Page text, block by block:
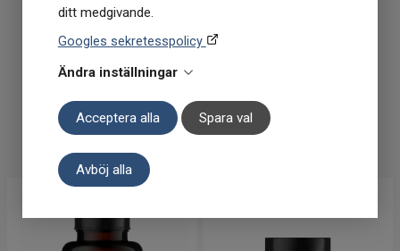
ditt medgivande.
Googles sekretesspolicy
Ändra inställningar
Acceptera alla Spara val
Avböj alla
Närokällan D-Mannos
Tranbär 60 kapslar
I lager
279 kr